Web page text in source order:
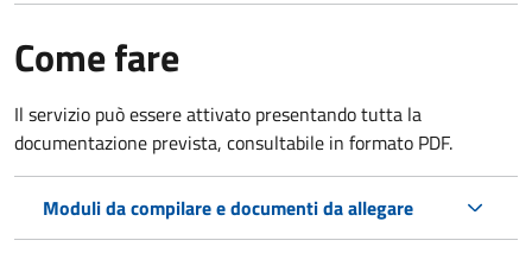
Come fare
Il servizio può essere attivato presentando tutta la
documentazione prevista, consultabile in formato PDF.
Moduli da compilare e documenti da allegare